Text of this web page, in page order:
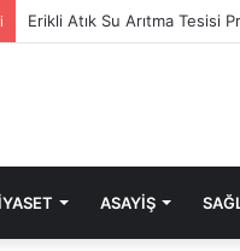
Erikli Atık Su Arıtma Tesisi
ASAYIŞ